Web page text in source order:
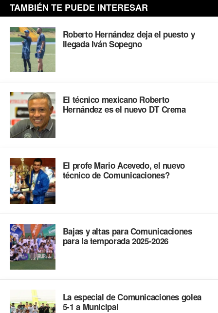
TAMBIÉN TE PUEDE INTERESAR
Roberto Hernández deja el puesto y
llegada Iván Sopegno
El técnico mexicano Roberto
Hernández es el nuevo DT Crema
El profe Mario Acevedo, el nuevo
técnico de Comunicaciones?
Bajas y altas para Comunicaciones
para la temporada 2025-2026
La especial de Comunicaciones golea
5-1 a Municipal